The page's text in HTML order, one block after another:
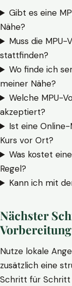
Gibt es eine
Nähe?
Muss die
stattfinden?
Wo finde ich
meiner Nähe?
Welche MPU-
akzeptiert?
Ist eine
Kurs vor Ort?
Was kostet
Regel?
Kann ich mit
Nächster
Nutze lokale
zusätzlich eine
Schritt für Schritt